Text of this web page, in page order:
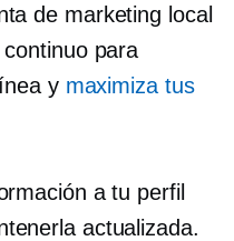
de marketing local
para
y maximiza tus
a tu perfil
actualizada.